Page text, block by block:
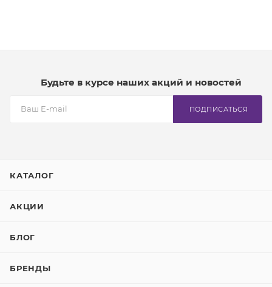
Будьте в курсе наших акций и новостей
ПОДПИСАТЬСЯ
КАТАЛОГ
АКЦИИ
БЛОГ
БРЕНДЫ